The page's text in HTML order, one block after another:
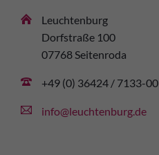
Leuchtenburg
Dorfstraße 100
07768 Seitenroda
+49 (0) 36424 / 7133-00
info@leuchtenburg.de